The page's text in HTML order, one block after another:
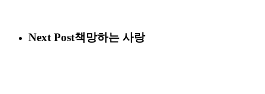
Next Post책망하는 사랑